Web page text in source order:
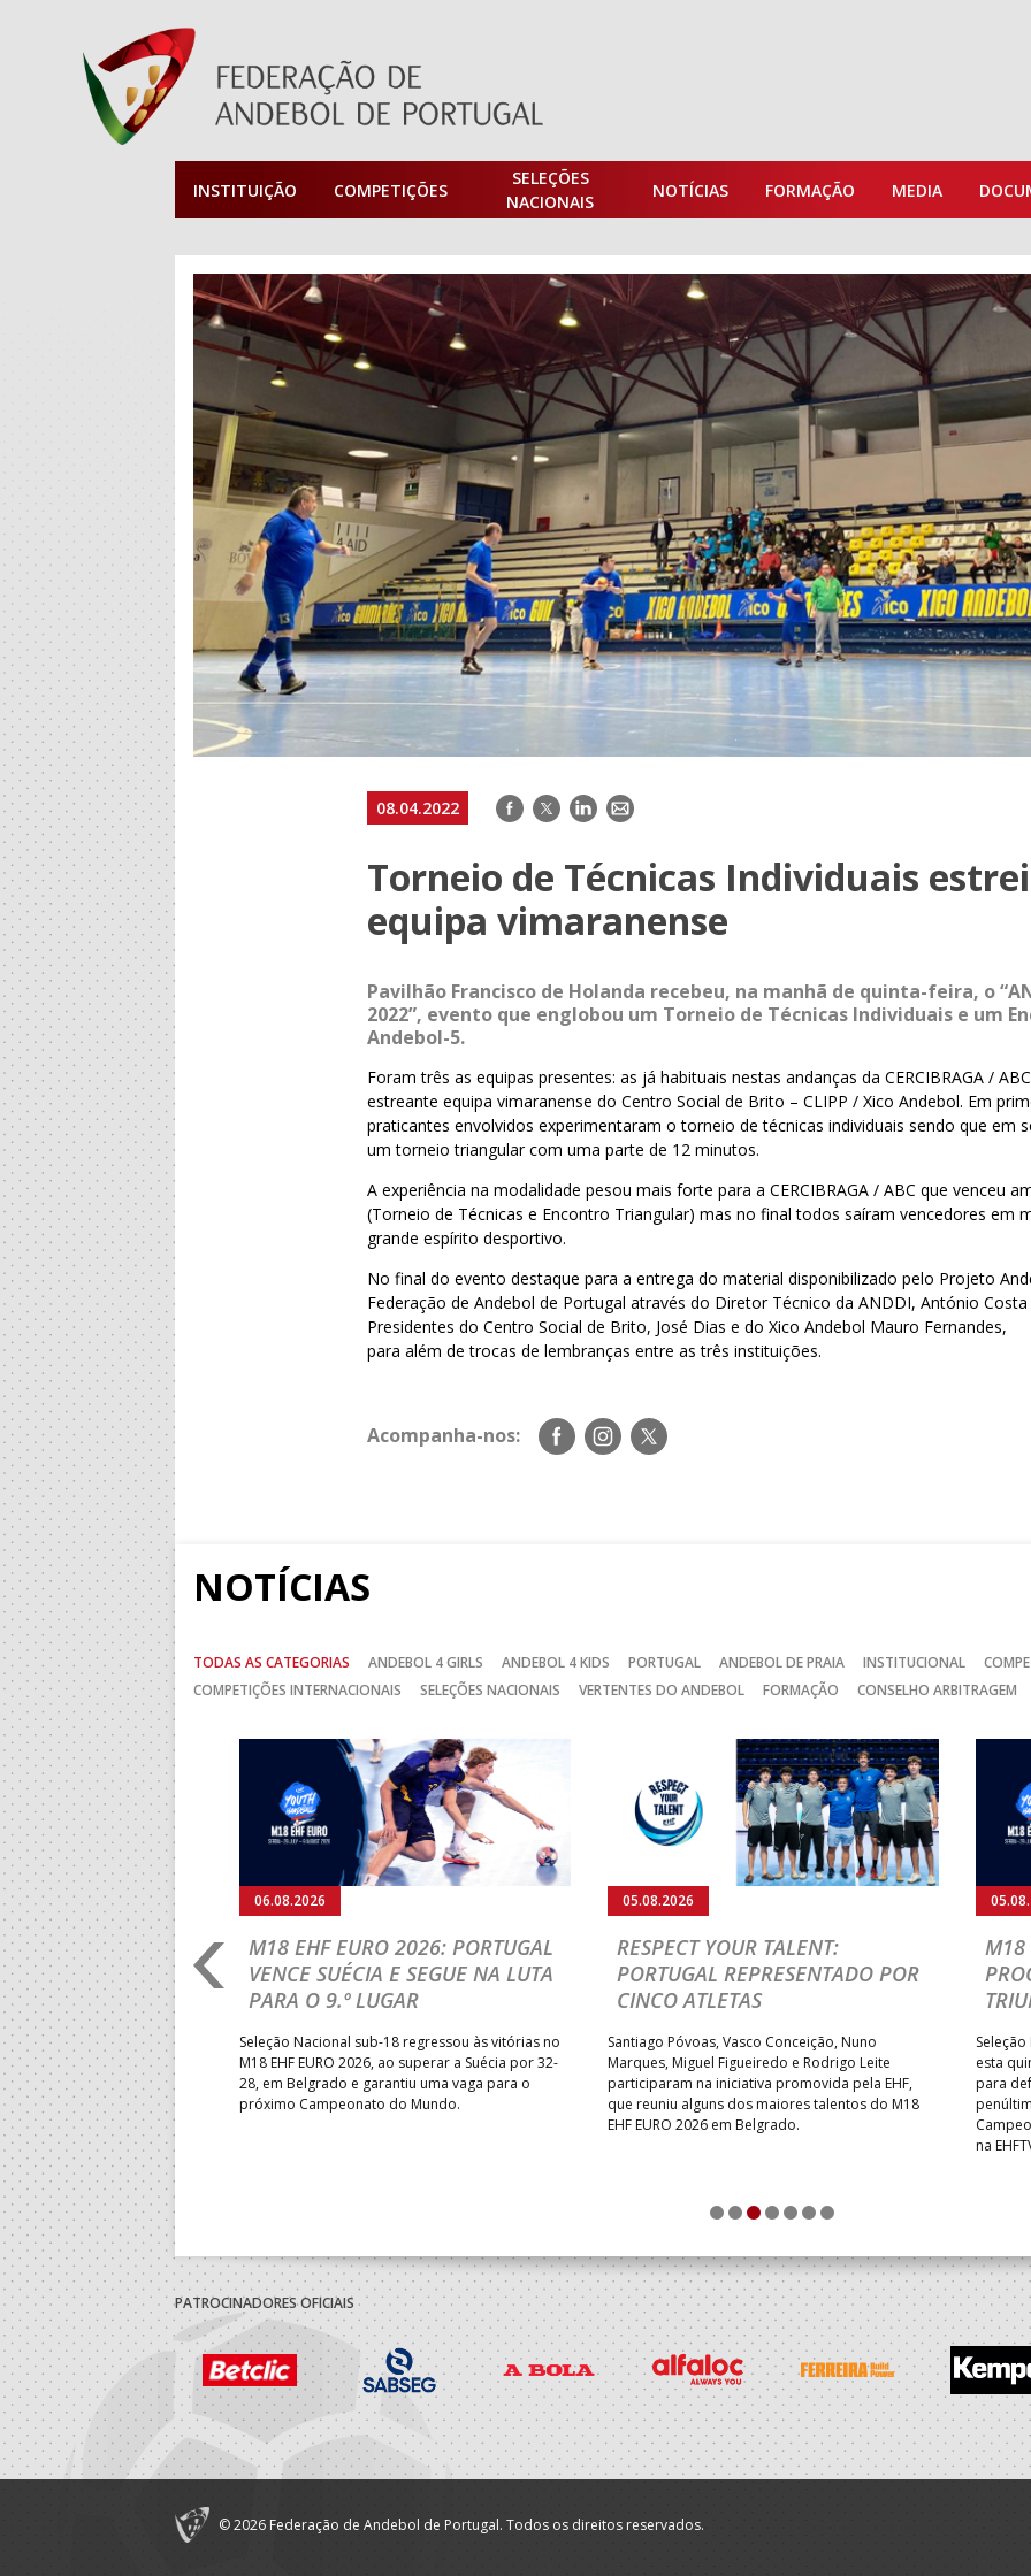
INSTITUIÇÃO COMPETIÇÕES
SELEÇÕES
NACIONAIS
NOTÍCIAS FORMAÇÃO MEDIA
08.04.2022 Facebook
TwitterLinkedIn
E-
Torneio de Técnicas Individuais
equipa vimaranense
Pavilhão Francisco de Holanda recebeu, na manhã de quinta-feira, o
2022”, evento que englobou um Torneio de Técnicas Individuais e um
Andebol-5.
Foram três as equipas presentes: as já habituais nestas andanças da CERCIBRAGA /
estreante equipa vimaranense do Centro Social de Brito – CLIPP / Xico Andebol. Em
praticantes envolvidos experimentaram o torneio de técnicas individuais sendo que em
um torneio triangular com uma parte de 12 minutos.
A experiência na modalidade pesou mais forte para a CERCIBRAGA / ABC que venceu
(Torneio de Técnicas e Encontro Triangular) mas no final todos saíram vencedores em
grande espírito desportivo.
No final do evento destaque para a entrega do material disponibilizado pelo Projeto
Federação de Andebol de Portugal através do Diretor Técnico da ANDDI, António
Presidentes do Centro Social de Brito, José Dias e do Xico Andebol Mauro Fernandes,
para além de trocas de lembranças entre as três instituições.
Acompanha-nos:
Siga-
nos
Siga-
nos
Siga-
nos
NOTÍCIAS
TODAS AS CATEGORIAS ANDEBOL 4 GIRLS ANDEBOL 4 KIDS PORTUGAL ANDEBOL DE PRAIA INSTITUCIONAL
COMPETIÇÕES INTERNACIONAIS
SELEÇÕES NACIONAIS VERTENTES DO ANDEBOL FORMAÇÃO CONSELHO ARBITRAGEM
CHAMPIONSHIP:
PARA A EQUIPA
o Brasil, em Ramnicu
apuramento dos lugares 17
confortável das jogadoras
06.08.2026
M18 EHF EURO 2026: PORTUGAL
VENCE SUÉCIA E SEGUE NA LUTA
PARA O 9.º LUGAR
Seleção Nacional sub-18 regressou às vitórias no
M18 EHF EURO 2026, ao superar a Suécia por 32-
28, em Belgrado e garantiu uma vaga para o
próximo Campeonato do Mundo.
05.08.2026
RESPECT YOUR TALENT:
PORTUGAL REPRESENTADO POR
CINCO ATLETAS
Santiago Póvoas, Vasco Conceição, Nuno
Marques, Miguel Figueiredo e Rodrigo Leite
participaram na iniciativa promovida pela EHF,
que reuniu alguns dos maiores talentos do M18
EHF EURO 2026 em Belgrado.
M18
esta
para
na
1 2 3 4 5 6 7
PATROCINADORES OFICIAIS
© 2026 Federação de Andebol de Portugal. Todos os direitos reservados.